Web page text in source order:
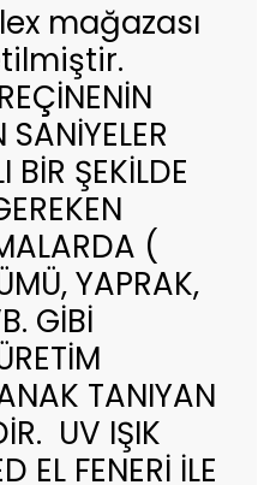
mağazası
BİR ŞEKİLDE
(
YAPRAK,
GİBİ
TANIYAN
UV IŞIK
EL FENERİ İLE